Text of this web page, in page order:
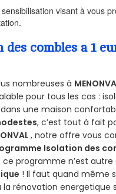
visant à vous
combles a 1
nombreuses à
pour tous les cas :
une maison
, c’est tout à fait
, notre offre vous
Isolation des
ce programme n’est autre
! Il faut quand même
la rénovation energetique